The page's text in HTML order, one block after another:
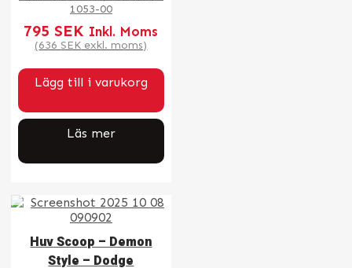
1053-00
795 SEK Inkl. Moms
(636 SEK exkl. moms)
Lägg till i varukorg
Läs mer
Huv Scoop – Demon
Style – Dodge